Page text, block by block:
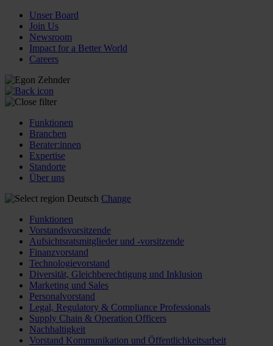
Unser Board
Join Us
Newsroom
Impact for a Better World
Careers
Funktionen
Branchen
Berater:innen
Expertise
Standorte
Über uns
Deutsch Change
Funktionen
Vorstandsvorsitzende
Aufsichtsratsmitglieder und -vorsitzende
Finanzvorstand
Technologievorstand
Diversität, Gleichberechtigung und Inklusion
Marketing und Sales
Personalvorstand
Legal, Regulatory & Compliance Professionals
Supply Chain & Operation Officers
Nachhaltigkeit
Vorstand Kommunikation und Öffentlichkeitsarbeit